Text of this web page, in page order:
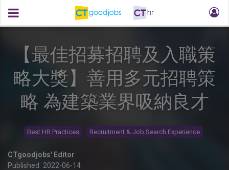
【最佳招募招聘及入職策
略大獎】善用多元招聘策
略 為建築業界吸納良才
Best HR Practices Recruitment & Job Search Experience
CTgoodjobs' Editor
Published: 2022-06-14